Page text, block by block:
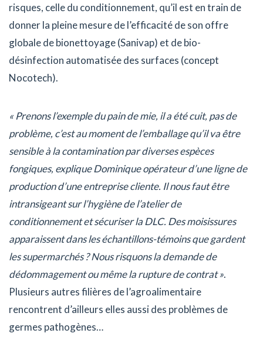
risques, celle du conditionnement, qu’il est en train de
donner la pleine mesure de l’efficacité de son offre
globale de bionettoyage (Sanivap) et de bio-
désinfection automatisée des surfaces (concept
Nocotech).
« Prenons l’exemple du pain de mie, il a été cuit, pas de
problème, c’est au moment de l’emballage qu’il va être
sensible à la contamination par diverses espèces
fongiques, explique Dominique opérateur d’une ligne de
production d’une entreprise cliente. Il nous faut être
intransigeant sur l’hygiène de l’atelier de
conditionnement et sécuriser la DLC. Des moisissures
apparaissent dans les échantillons-témoins que gardent
les supermarchés ? Nous risquons la demande de
dédommagement ou même la rupture de contrat ».
Plusieurs autres filières de l’agroalimentaire
rencontrent d’ailleurs elles aussi des problèmes de
germes pathogènes…